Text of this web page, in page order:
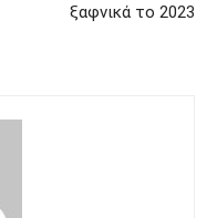
ξαφνικά το 2023